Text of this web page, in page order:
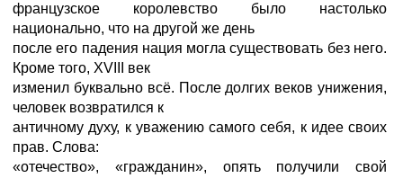
французское королевство было настолько
национально, что на другой же день
после его падения нация могла существовать без него.
Кроме того, XVIII век
изменил буквально всё. После долгих веков унижения,
человек возвратился к
античному духу, к уважению самого себя, к идее своих
прав. Слова:
«отечество», «гражданин», опять получили свой